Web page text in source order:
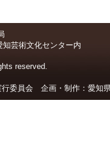
芸術文化センター内
reserved.
委員会 企画・制作：愛知